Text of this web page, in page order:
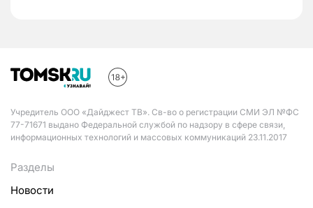
Учредитель ООО «Дайджест ТВ». Св-во о регистрации СМИ ЭЛ №ФС
77-71671 выдано Федеральной службой по надзору в сфере связи,
информационных технологий и массовых коммуникаций 23.11.2017
Разделы
Новости